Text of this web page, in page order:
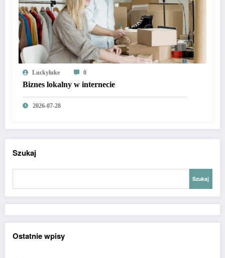
Luckyluke 0
Biznes lokalny w internecie
2026-07-28
Szukaj
Szukaj
Ostatnie wpisy